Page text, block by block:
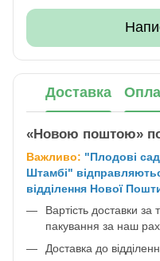
Доставка
«Новою поштою» по
Важливо: "Плодові
Штамбі"
відділення Нової
Вартість доставки
пакування за наш
Доставка до